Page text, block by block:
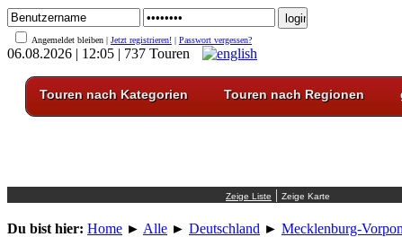
Angemeldet bleiben | Jetzt registrieren! | Passwort vergessen?
06.08.2026 | 12:05 | 737 Touren
Touren nach Kategorien Touren nach Regionen
|
Du bist hier: Home ► Alle ► Deutschland ► Mecklenburg-